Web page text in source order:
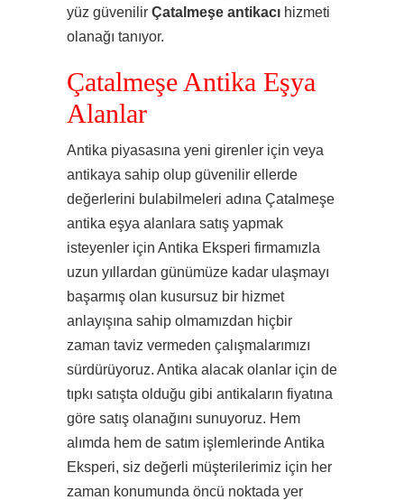
yüz güvenilir Çatalmeşe antikacı hizmeti
olanağı tanıyor.
Çatalmeşe Antika Eşya
Alanlar
Antika piyasasına yeni girenler için veya
antikaya sahip olup güvenilir ellerde
değerlerini bulabilmeleri adına Çatalmeşe
antika eşya alanlara satış yapmak
isteyenler için Antika Eksperi firmamızla
uzun yıllardan günümüze kadar ulaşmayı
başarmış olan kusursuz bir hizmet
anlayışına sahip olmamızdan hiçbir
zaman taviz vermeden çalışmalarımızı
sürdürüyoruz. Antika alacak olanlar için de
tıpkı satışta olduğu gibi antikaların fiyatına
göre satış olanağını sunuyoruz. Hem
alımda hem de satım işlemlerinde Antika
Eksperi, siz değerli müşterilerimiz için her
zaman konumunda öncü noktada yer